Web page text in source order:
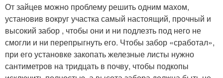
От зайцев можно проблему решить одним махом,
установив вокруг участка самый настоящий, прочный и
высокий забор , чтобы они и ни подлезть под него не
смогли и ни перепрыгнуть его. Чтобы забор «сработал»,
при его установке закопать железные листы нужно
сантиметров на тридцать в почву, чтобы подкопы